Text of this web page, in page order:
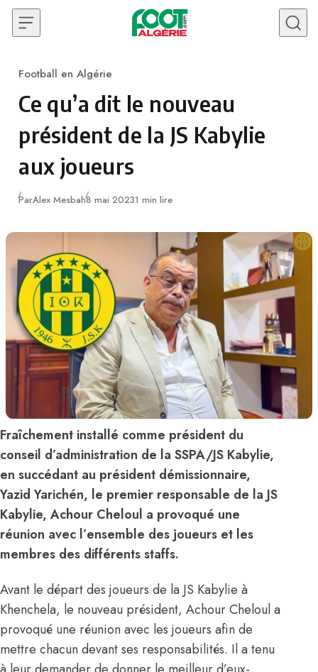
Skip to content
Category
Football en Algérie
Ce qu’a dit le nouveau
président de la JS Kabylie
aux joueurs
ParAlex MesbahPublié
8 mai 20231 min lire
Fraîchement installé comme président du
conseil d’administration de la SSPA/JS Kabylie,
en succédant au président démissionnaire,
Yazid Yarichén, le premier responsable de la JS
Kabylie, Achour Cheloul a provoqué une
réunion avec l’ensemble des joueurs et les
membres des différents staffs.
Avant le départ des joueurs de la JS Kabylie à
Khenchela, le nouveau président, Achour Cheloul a
provoqué une réunion avec les joueurs afin de
mettre chacun devant ses responsabilités. Il a tenu